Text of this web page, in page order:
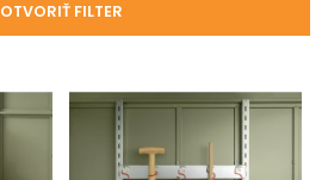
OTVORIŤ FILTER